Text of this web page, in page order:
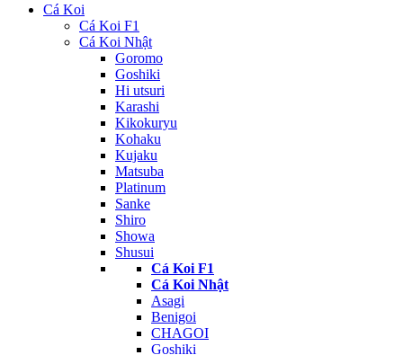
Cá Koi
Cá Koi F1
Cá Koi Nhật
Goromo
Goshiki
Hi utsuri
Karashi
Kikokuryu
Kohaku
Kujaku
Matsuba
Platinum
Sanke
Shiro
Showa
Shusui
Cá Koi F1
Cá Koi Nhật
Asagi
Benigoi
CHAGOI
Goshiki